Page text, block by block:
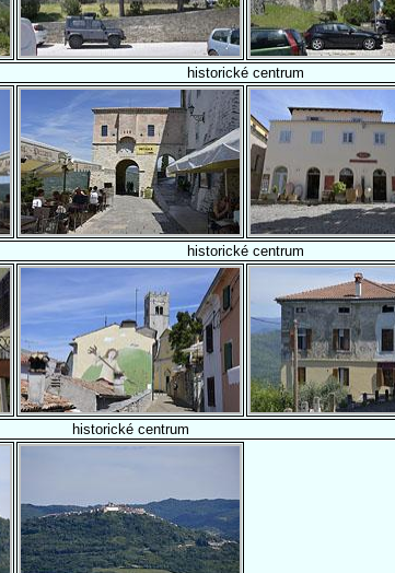
historické centrum
historické centrum
historické centrum